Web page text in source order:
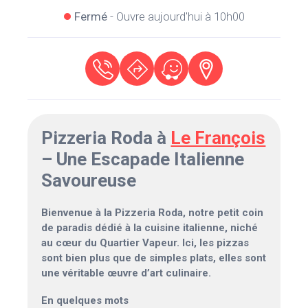
Fermé- Ouvre aujourd'hui à 10h00
Pizzeria Roda à Le François
– Une Escapade Italienne
Savoureuse
Bienvenue à la Pizzeria Roda, notre petit coin
de paradis dédié à la cuisine italienne, niché
au cœur du Quartier Vapeur. Ici, les pizzas
sont bien plus que de simples plats, elles sont
une véritable œuvre d’art culinaire.
En quelques mots